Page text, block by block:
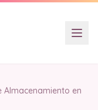
Almacenamiento en